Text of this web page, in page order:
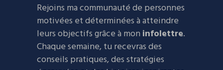
Rejoins ma communauté de personnes
motivées et déterminées à atteindre
leurs objectifs grâce à mon infolettre.
Chaque semaine, tu recevras des
conseils pratiques, des stratégies